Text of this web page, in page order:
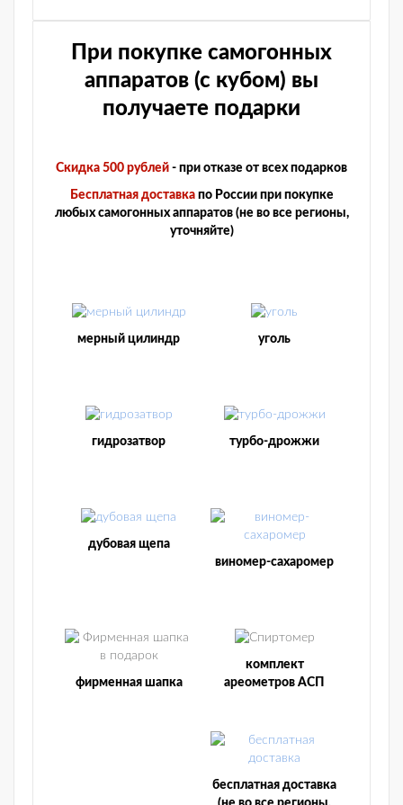
При покупке самогонных
аппаратов (с кубом) вы
получаете подарки
Скидка 500 рублей - при отказе от всех подарков
Бесплатная доставкапо России при покупке
любых самогонных аппаратов (не во все регионы,
уточняйте)
мерный цилиндр уголь
гидрозатвор турбо-дрожжи
дубовая щепа
виномер-сахаромер
фирменная шапка
комплект
ареометров АСП
бесплатная доставка